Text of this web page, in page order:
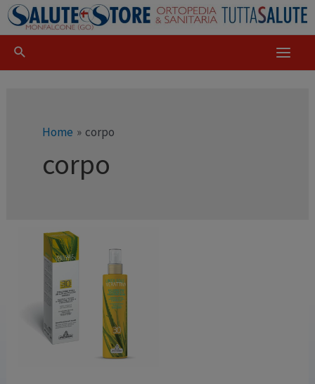
Home corpo
corpo